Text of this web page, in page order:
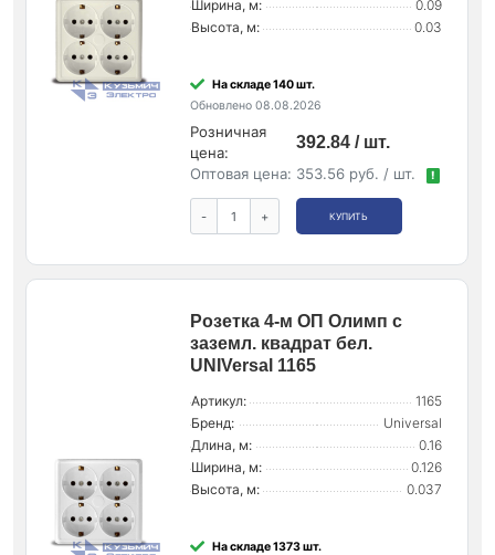
Ширина, м:
0.09
Высота, м:
0.03
На складе 140 шт.
Обновлено 08.08.2026
Розничная
цена:
392.84 / шт.
Оптовая цена: 353.56 руб. / шт. !
- + КУПИТЬ
Розетка 4-м ОП Олимп с
заземл. квадрат бел.
UNIVersal 1165
Артикул:
1165
Бренд:
Universal
Длина, м:
0.16
Ширина, м:
0.126
Высота, м:
0.037
На складе 1373 шт.